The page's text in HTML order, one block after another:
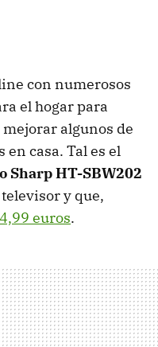
con numerosos
el hogar para
algunos de
en casa. Tal es el
Sharp HT-SBW202
y que,
euros.